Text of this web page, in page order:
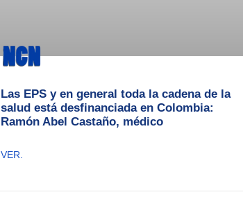
Las EPS y en general toda la cadena de la
salud está desfinanciada en Colombia:
Ramón Abel Castaño, médico
VER.